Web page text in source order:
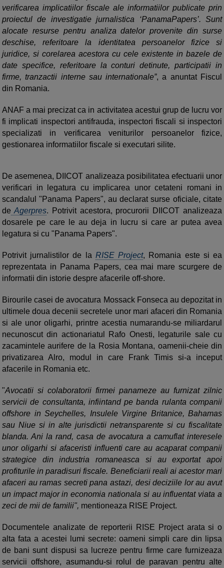
verificarea implicatiilor fiscale ale informatiilor publicate prin
proiectul de investigatie jurnalistica ‘PanamaPapers’. Sunt
alocate resurse pentru analiza datelor provenite din surse
deschise, referitoare la identitatea persoanelor fizice si
juridice, si corelarea acestora cu cele existente in bazele de
date specifice, referitoare la conturi detinute, participatii in
firme, tranzactii interne sau internationale”, a anuntat Fiscul
din Romania.
ANAF a mai precizat ca in activitatea acestui grup de lucru vor
fi implicati inspectori antifrauda, inspectori fiscali si inspectori
specializati in verificarea veniturilor persoanelor fizice,
gestionarea informatiilor fiscale si executari silite.
De asemenea, DIICOT analizeaza posibilitatea efectuarii unor
verificari in legatura cu implicarea unor cetateni romani in
scandalul "Panama Papers", au declarat surse oficiale, citate
de Agerpres. Potrivit acestora, procurorii DIICOT analizeaza
dosarele pe care le au deja in lucru si care ar putea avea
legatura si cu "Panama Papers".
Potrivit jurnalistilor de la RISE Project, Romania este si ea
reprezentata in Panama Papers, cea mai mare scurgere de
informatii din istorie despre afacerile off-shore.
Birourile casei de avocatura Mossack Fonseca au depozitat in
ultimele doua decenii secretele unor mari afaceri din Romania
si ale unor oligarhi, printre acestia numarandu-se miliardarul
necunoscut din actionariatul Rafo Onesti, legaturile sale cu
zacamintele aurifere de la Rosia Montana, oamenii-cheie din
privatizarea Alro, modul in care Frank Timis si-a inceput
afacerile in Romania etc.
"Avocatii si colaboratorii firmei panameze au furnizat zilnic
servicii de consultanta, infiintand pe banda rulanta companii
offshore in Seychelles, Insulele Virgine Britanice, Bahamas
sau Niue si in alte jurisdictii netransparente si cu fiscalitate
blanda. Ani la rand, casa de avocatura a camuflat interesele
unor oligarhi si afaceristi influenti care au acaparat companii
strategice din industria romaneasca si au exportat apoi
profiturile in paradisuri fiscale. Beneficiarii reali ai acestor mari
afaceri au ramas secreti pana astazi, desi deciziile lor au avut
un impact major in economia nationala si au influentat viata a
zeci de mii de familii", mentioneaza RISE Project.
Documentele analizate de reporterii RISE Project arata si o
alta fata a acestei lumi secrete: oameni simpli care din lipsa
de bani sunt dispusi sa lucreze pentru firme care furnizeaza
servicii offshore, asumandu-si rolul de paravan pentru alte